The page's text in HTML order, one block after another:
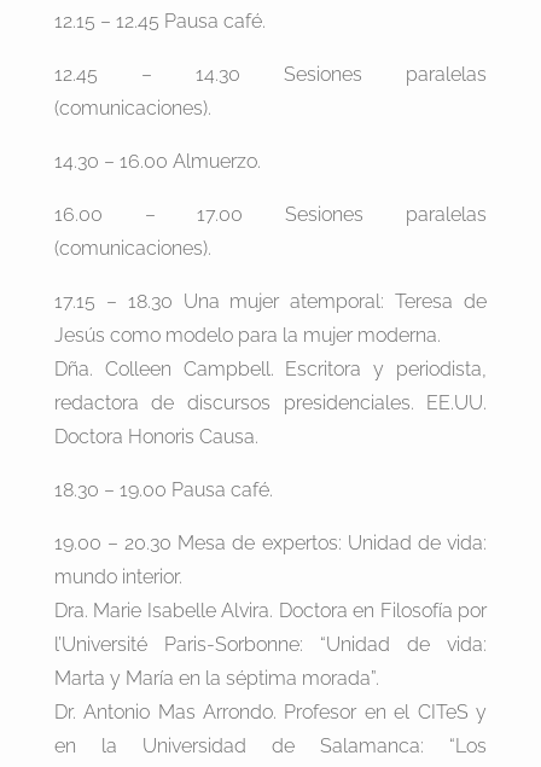
12.15 – 12.45 Pausa café.
12.45 – 14.30 Sesiones paralelas
(comunicaciones).
14.30 – 16.00 Almuerzo.
16.00 – 17.00 Sesiones paralelas
(comunicaciones).
17.15 – 18.30 Una mujer atemporal: Teresa de
Jesús como modelo para la mujer moderna.
Dña. Colleen Campbell. Escritora y periodista,
redactora de discursos presidenciales. EE.UU.
Doctora Honoris Causa.
18.30 – 19.00 Pausa café.
19.00 – 20.30 Mesa de expertos: Unidad de vida:
mundo interior.
Dra. Marie Isabelle Alvira. Doctora en Filosofía por
l’Université Paris-Sorbonne: “Unidad de vida:
Marta y María en la séptima morada”.
Dr. Antonio Mas Arrondo. Profesor en el CITeS y
en la Universidad de Salamanca: “Los